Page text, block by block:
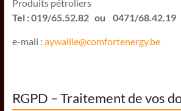
Produits pétroliers
Tel : 019/65.52.82 ou 0471/68.42.19
e-mail : aywaille@comfortenergy.be
RGPD – Traitement de vos